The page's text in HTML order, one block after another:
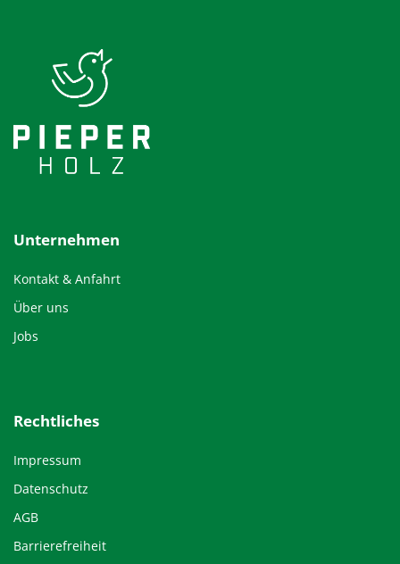
Unternehmen
Kontakt & Anfahrt
Über uns
Jobs
Rechtliches
Impressum
Datenschutz
AGB
Barrierefreiheit